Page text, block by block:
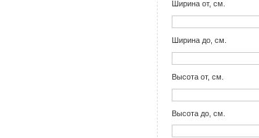
Ширина от, см.
Ширина до, см.
Высота от, см.
Высота до, см.